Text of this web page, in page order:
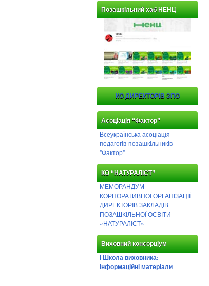
Позашкільний хаб НЕНЦ
КО ДИРЕКТОРІВ ЗПО
Асоціація “Фактор”
Всеукраїнська асоціація
педагогів-позашкільників
"Фактор"
КО “НАТУРАЛІСТ”
МЕМОРАНДУМ
КОРПОРАТИВНОЇ ОРГАНІЗАЦІЇ
ДИРЕКТОРІВ ЗАКЛАДІВ
ПОЗАШКІЛЬНОЇ ОСВІТИ
«НАТУРАЛІСТ»
Виховний консорціум
І Школа виховника:
інформаційні матеріали